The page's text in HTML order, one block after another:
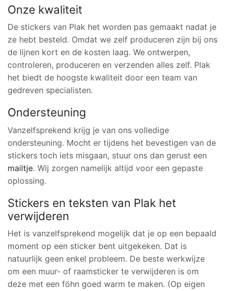
Onze kwaliteit
De stickers van Plak het worden pas gemaakt nadat je
ze hebt besteld. Omdat we zelf produceren zijn bij ons
de lijnen kort en de kosten laag. We ontwerpen,
controleren, produceren en verzenden alles zelf. Plak
het biedt de hoogste kwaliteit door een team van
gedreven specialisten.
Ondersteuning
Vanzelfsprekend krijg je van ons volledige
ondersteuning. Mocht er tijdens het bevestigen van de
stickers toch iets misgaan, stuur ons dan gerust een
mailtje. Wij zorgen namelijk altijd voor een gepaste
oplossing.
Stickers en teksten van Plak het
verwijderen
Het is vanzelfsprekend mogelijk dat je op een bepaald
moment op een sticker bent uitgekeken. Dat is
natuurlijk geen enkel probleem. De beste werkwijze
om een muur- of raamsticker te verwijderen is om
deze met een föhn goed warm te maken. (Op eigen